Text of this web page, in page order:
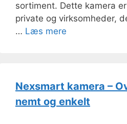
sortiment. Dette kamera
private og virksomheder,
… Læs mere
Nexsmart kamera –
nemt og enkelt